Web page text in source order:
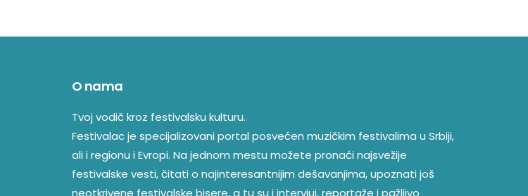
O nama
Tvoj vodič kroz festivalsku kulturu.
Festivalac je specijalizovani portal posvećen muzičkim festivalima u Srbiji,
ali i regionu i Evropi. Na jednom mestu možete pronaći najsvežije
festivalske vesti, čitati o najinteresantnijim dešavanjima, upoznati još
neotkrivene festivalske bisere, a tu su i intervjui, reportaže i pažljivo